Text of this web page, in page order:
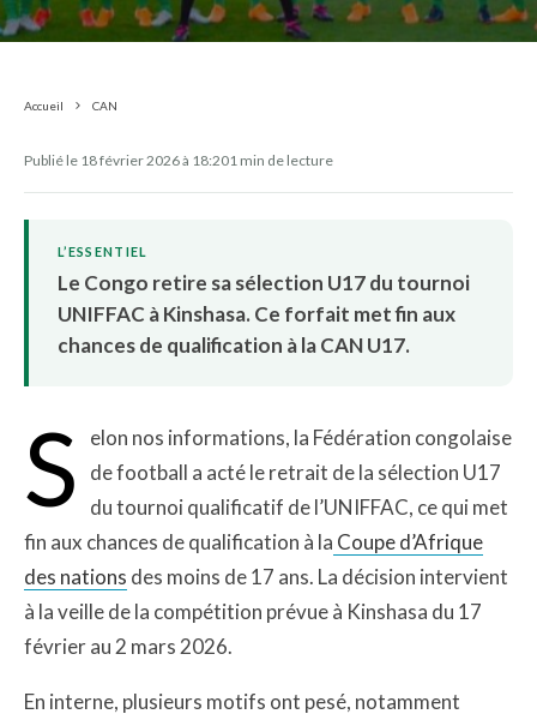
Accueil CAN
Publié le 18 février 2026 à 18:201 min de lecture
L’ESSENTIEL
Le Congo retire sa sélection U17 du tournoi
UNIFFAC à Kinshasa. Ce forfait met fin aux
chances de qualification à la CAN U17.
S
elon nos informations, la Fédération congolaise
de football a acté le retrait de la sélection U17
du tournoi qualificatif de l’UNIFFAC, ce qui met
fin aux chances de qualification à la Coupe d’Afrique
des nations des moins de 17 ans. La décision intervient
à la veille de la compétition prévue à Kinshasa du 17
février au 2 mars 2026.
En interne, plusieurs motifs ont pesé, notamment